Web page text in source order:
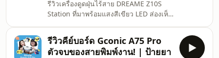
7:09 IPSA Protector Multi Shield
SPF50+ PA++++ 10:25 SKINTIFIC All
Day Light Sunscreen M
รีวิวเครื่องดูดฝุ่นไร้สาย DREAME Z10S
Station ที่มาพร้อมแสงสีเขียว LED ส่องเห็น
อัตโนมัติ กดปุ่มเดียวกำจัดฝุ่นอัตโนมัติ ฝุ่น
หายหายวับ! โดยที่มือของเราไม่ต้องเปื้อน
บ่อยๆ 0:00 เปิดรายการ 0:19 ทักทาย
รีวิวคีย์บอร์ด Gconic A75 Pro
ตัวจบของสายพิมพ์งาน! | ป้ายยา